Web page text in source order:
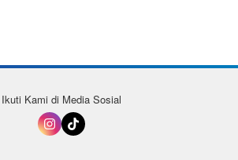
Ikuti Kami di Media Sosial